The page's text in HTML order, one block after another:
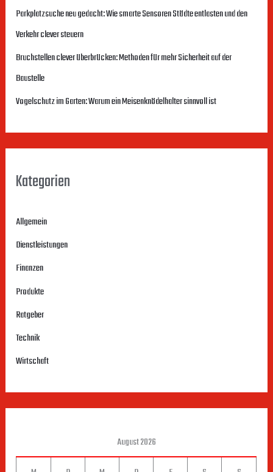
n
a
c
h
:
Parkplatzsuche neu gedacht: Wie smarte Sensoren Städte entlasten und den
Verkehr clever steuern
Bruchstellen clever überbrücken: Methoden für mehr Sicherheit auf der
Baustelle
Vogelschutz im Garten: Warum ein Meisenknödelhalter sinnvoll ist
Kategorien
Allgemein
Dienstleistungen
Finanzen
Produkte
Ratgeber
Technik
Wirtschaft
August 2026